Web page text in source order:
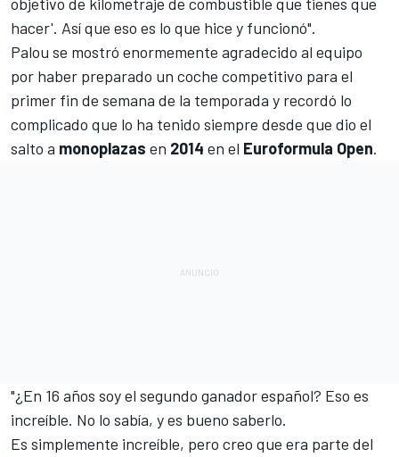
hacer'. Así que eso es lo que hice y funcionó".
Palou se mostró enormemente agradecido al equipo
por haber preparado un coche competitivo para el
primer fin de semana de la temporada y recordó lo
complicado que lo ha tenido siempre desde que dio el
salto a monoplazas en 2014 en el Euroformula Open.
"¿En 16 años soy el segundo ganador español? Eso es
increíble. No lo sabía, y es bueno saberlo.
Es simplemente increíble, pero creo que era parte del